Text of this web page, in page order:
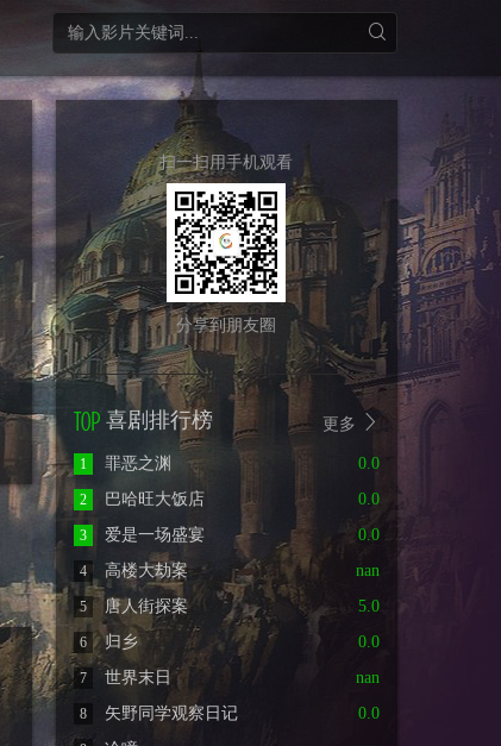
扫一扫用手机观看
分享到朋友圈
更多
喜剧排行榜
0.0
1
罪恶之渊
0.0
2
巴哈旺大饭店
0.0
3
爱是一场盛宴
nan
4
高楼大劫案
5.0
5
唐人街探案
0.0
6
归乡
nan
7
世界末日
0.0
8
矢野同学观察日记